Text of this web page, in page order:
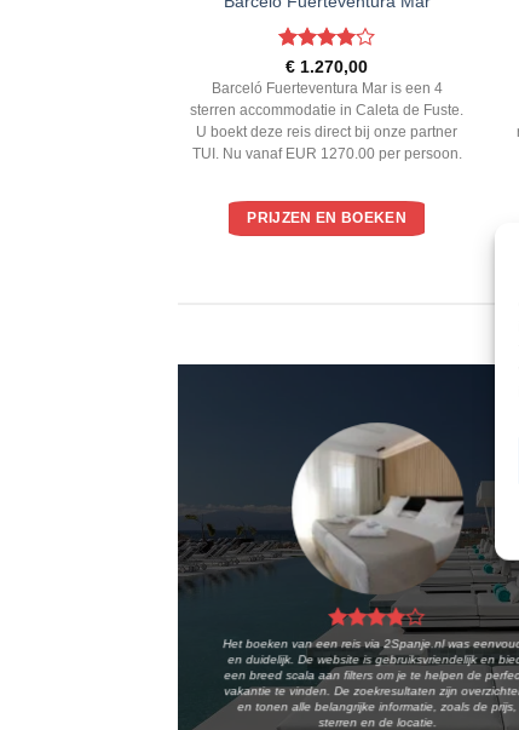
Gewaardeerd
4uit 5
€ 1.270,00
Barceló Fuerteventura Mar is een 4
sterren accommodatie in Caleta de Fuste.
U boekt deze reis direct bij onze partner
TUI. Nu vanaf EUR 1270.00 per persoon.
PRIJZEN EN BOEKEN
Het boeken van een reis via 2Spanje.nl was
en duidelijk. De website is gebruiksvriendelijk en
een breed scala aan filters om je te helpen de
vakantie te vinden. De zoekresultaten zijn
en tonen alle belangrijke informatie, zoals de prijs,
sterren en de locatie.